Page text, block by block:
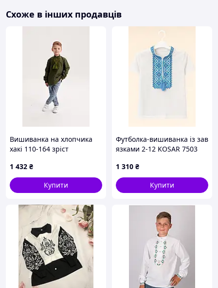
продаютьсявід виробника. Тому торгівля відбувається як
районах Карпат. Користуються популярністю на
Сорочинському ярмарку.
Схоже в інших продавців
Вишиванка на хлопчика
хакі 110-164 зріст
1 432 ₴
Купити
Футболка-вишиванка із зав
язками 2-12 KOSAR 7503
1 310 ₴
Купити